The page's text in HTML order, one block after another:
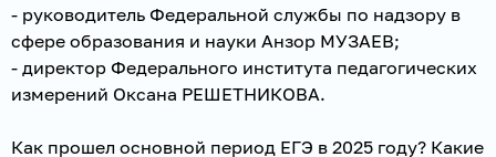
- руководитель Федеральной службы по надзору в
сфере образования и науки Анзор МУЗАЕВ;
- директор Федерального института педагогических
измерений Оксана РЕШЕТНИКОВА.
Как прошел основной период ЕГЭ в 2025 году? Какие